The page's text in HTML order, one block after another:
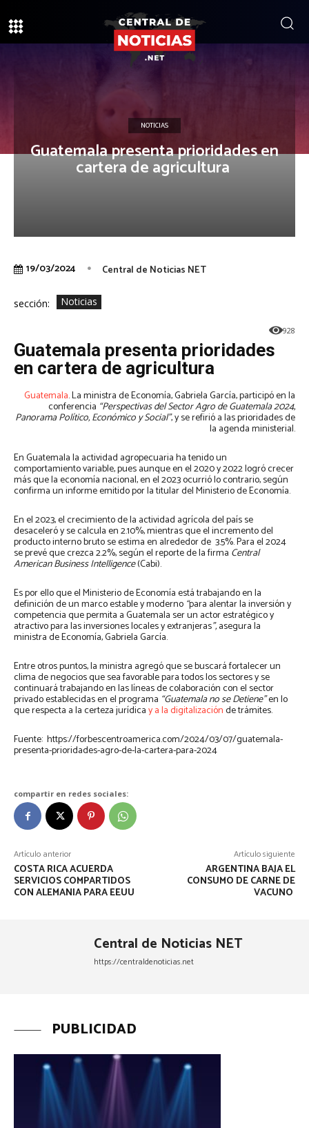
NOTICIAS
Guatemala presenta prioridades en
cartera de agricultura
19/03/2024 Central de Noticias NET
sección: Noticias
928
Guatemala presenta prioridades
en cartera de agricultura
Guatemala. La ministra de Economía, Gabriela García, participó en la
conferencia “Perspectivas del Sector Agro de Guatemala 2024,
Panorama Político, Económico y Social”, y se refirió a las prioridades de
la agenda ministerial.
En Guatemalala actividad agropecuaria ha tenido un
comportamiento variable, pues aunque en el 2020 y 2022 logró crecer
más que la economía nacional, en el 2023 ocurrió lo contrario, según
confirma un informe emitido por la titular del Ministerio de Economía.
En el 2023, el crecimiento de la actividad agrícola del país se
desaceleró y se calcula en 2.10%, mientras que el incremento del
producto interno bruto se estima en alrededor de 3.5%. Para el 2024
se prevé que crezca 2.2%, según el reporte de la firma Central
American Business Intelligence(Cabi).
Es por ello que el Ministerio de Economía está trabajando en la
definición de un marco estable y moderno “para alentar la inversión y
competencia que permita a Guatemala ser un actor estratégico y
atractivo para las inversiones locales y extranjeras”,asegura la
ministra de Economía, Gabriela García.
Entre otros puntos, la ministra agregó que se buscará fortalecer un
clima de negocios que sea favorable para todos los sectores y se
continuará trabajando en las líneas de colaboración con el sector
privado establecidas en el programa “Guatemala no se Detiene”en lo
que respecta a la certeza jurídicay a la digitalizaciónde trámites.
Fuente: https://forbescentroamerica.com/2024/03/07/guatemala-
presenta-prioridades-agro-de-la-cartera-para-2024
compartir en redes sociales:
Artículo anterior
COSTA RICA ACUERDA
SERVICIOS COMPARTIDOS
CON ALEMANIA PARA EEUU
Artículo siguiente
ARGENTINA BAJA EL
CONSUMO DE CARNE DE
VACUNO
Central de Noticias NET
https://centraldenoticias.net
PUBLICIDAD